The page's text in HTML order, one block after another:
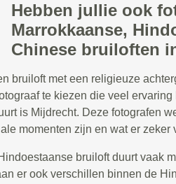
Hebben jullie ook
Marrokkaanse,
Chinese bruiloften
bruiloft met een religieuze
te kiezen die veel
is Mijdrecht. Deze fotografen
momenten zijn en wat er zeker
bruiloft duurt vaak
er ook verschillen binnen de